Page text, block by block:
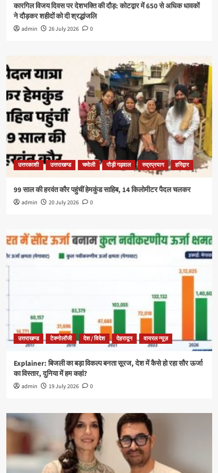
कारगिल विजय दिवस पर देशभक्ति की दौड़: कोटद्वार में 650 से अधिक धावकों
ने दौड़कर शहीदों को दी श्रद्धांजलि
admin 26 July 2026 0
उत्तरकाशी उत्तराखण्ड चमोली पौड़ी गढ़वाल रुद्रप्रयाग हरिद्वार
99 साल की हरवंत कौर पहुंचीं हेमकुंड साहिब, 14 किलोमीटर पैदल चलकर
admin 20 July 2026 0
उत्तराखण्ड टेक्नोलॉजी देश / विदेश देहरादून वायरल न्यूज़
Explainer: बिजली का बड़ा विकल्प बनता सूरज, देश में कैसे हो रहा सौर ऊर्जा
का विस्तार, दुनिया में हम कहां?
admin 19 July 2026 0